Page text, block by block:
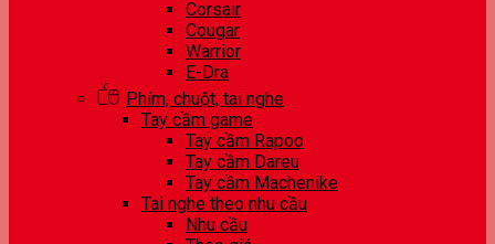
Corsair
Cougar
Warrior
E-Dra
Phím, chuột, tai nghe
Tay cầm game
Tay cầm Rapoo
Tay cầm Dareu
Tay cầm Machenike
Tai nghe theo nhu cầu
Nhu cầu